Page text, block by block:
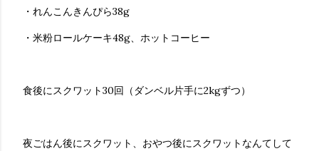
・れんこんきんぴら38g
・米粉ロールケーキ48g、ホットコーヒー
食後にスクワット30回（ダンベル片手に2kgずつ）
夜ごはん後にスクワット、おやつ後にスクワットなんてして